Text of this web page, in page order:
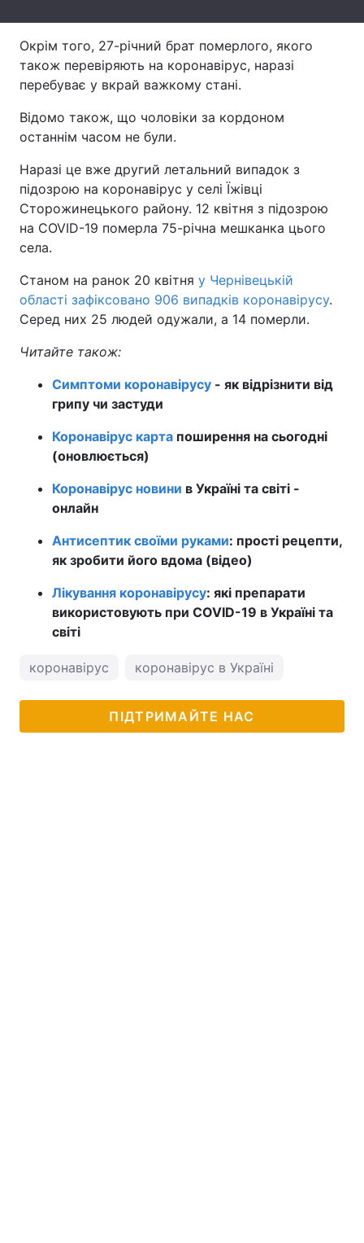
Тема оформлення
Окрім того, 27-річний брат померлого, якого
також перевіряють на коронавірус, наразі
перебуває у вкрай важкому стані.
Відомо також, що чоловіки за кордоном
останнім часом не були.
Наразі це вже другий летальний випадок з
підозрою на коронавірус у селі Їжівці
Сторожинецького району. 12 квітня з підозрою
на COVID-19 померла 75-річна мешканка цього
села.
Станом на ранок 20 квітня у Чернівецькій
області зафіксовано 906 випадків коронавірусу.
Серед них 25 людей одужали, а 14 померли.
Читайте також:
Симптоми коронавірусу - як відрізнити від
грипу чи застуди
Коронавірус карта поширення на сьогодні
(оновлюється)
Коронавірус новини в Україні та світі -
онлайн
Антисептик своїми руками: прості рецепти,
як зробити його вдома (відео)
Лікування коронавірусу: які препарати
використовують при COVID-19 в Україні та
світі
коронавірус коронавірус в Україні
ПІДТРИМАЙТЕ НАС